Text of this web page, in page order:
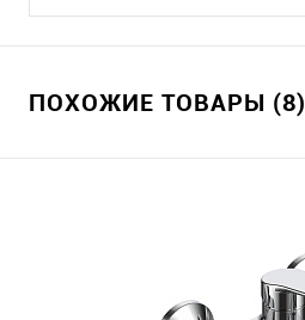
ПОХОЖИЕ ТОВАРЫ (8)